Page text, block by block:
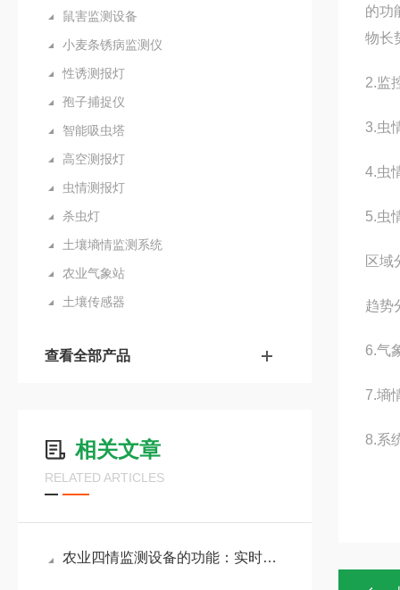
鼠害监测设备
小麦条锈病监测仪
性诱测报灯
孢子捕捉仪
智能吸虫塔
高空测报灯
虫情测报灯
杀虫灯
土壤墒情监测系统
农业气象站
土壤传感器
查看全部产品
相关文章
RELATED ARTICLES
农业四情监测设备的功能：实时监测土壤墒情、作物苗情、病虫害和气象灾情
的功
物长
2.监
3.虫
4.虫
5.虫
区域
趋势
6.气
7.墒
8.系